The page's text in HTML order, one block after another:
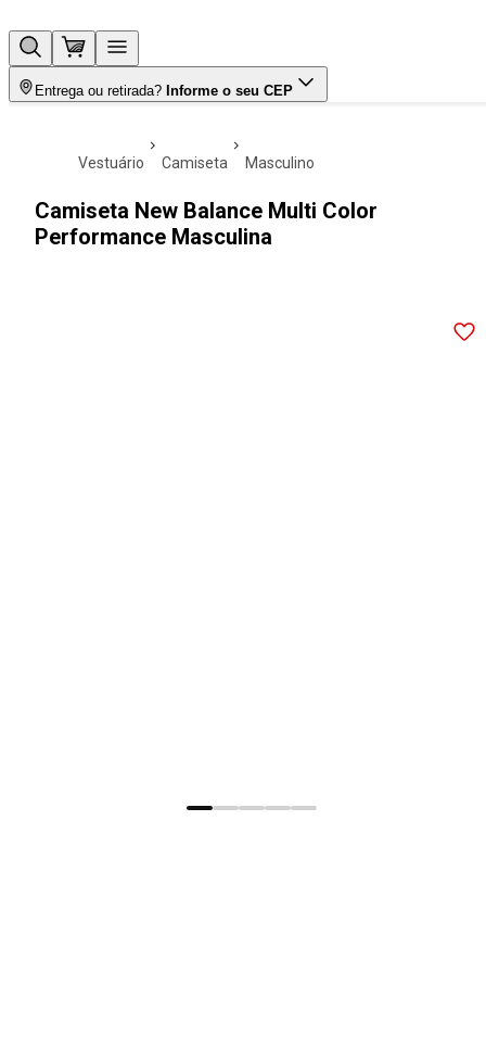
Entrega ou retirada? Informe o seu CEP
vestuário camiseta masculino
Camiseta New Balance Multi Color
Performance Masculina